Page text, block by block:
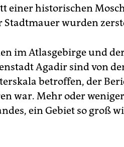
einer historischen
Stadtmauer wurden
im Atlasgebirge und
Agadir sind von
betroffen, der
war. Mehr oder
ein Gebiet so groß